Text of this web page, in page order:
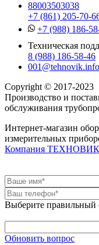
88003503038
+7 (861) 205-70-
+7 (988) 186-
Техническая
8 (988) 186-58-46
001@tehnovik.info
Copyright © 2017-2023
Производство и
обслуживания
Интернет-магазин
измерительных
Компания ТЕХНОВИК
Выберите правильный
Обновить вопрос